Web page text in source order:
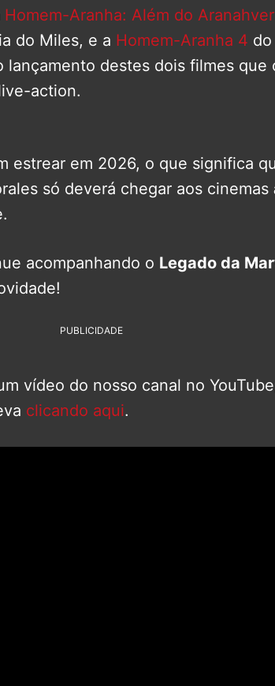
Homem-Aranha: Além do
do Miles, e a Homem-Aranha 4 do
lançamento destes dois filmes que
action.
estrear em 2026, o que significa
só deverá chegar aos cinemas
acompanhando o Legado da
PUBLICIDADE
vídeo do nosso canal no
clicando aqui.